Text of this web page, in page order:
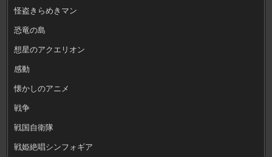
怪盗きらめきマン
恐竜の島
想星のアクエリオン
感動
懐かしのアニメ
戦争
戦国自衛隊
戦姫絶唱シンフォギア